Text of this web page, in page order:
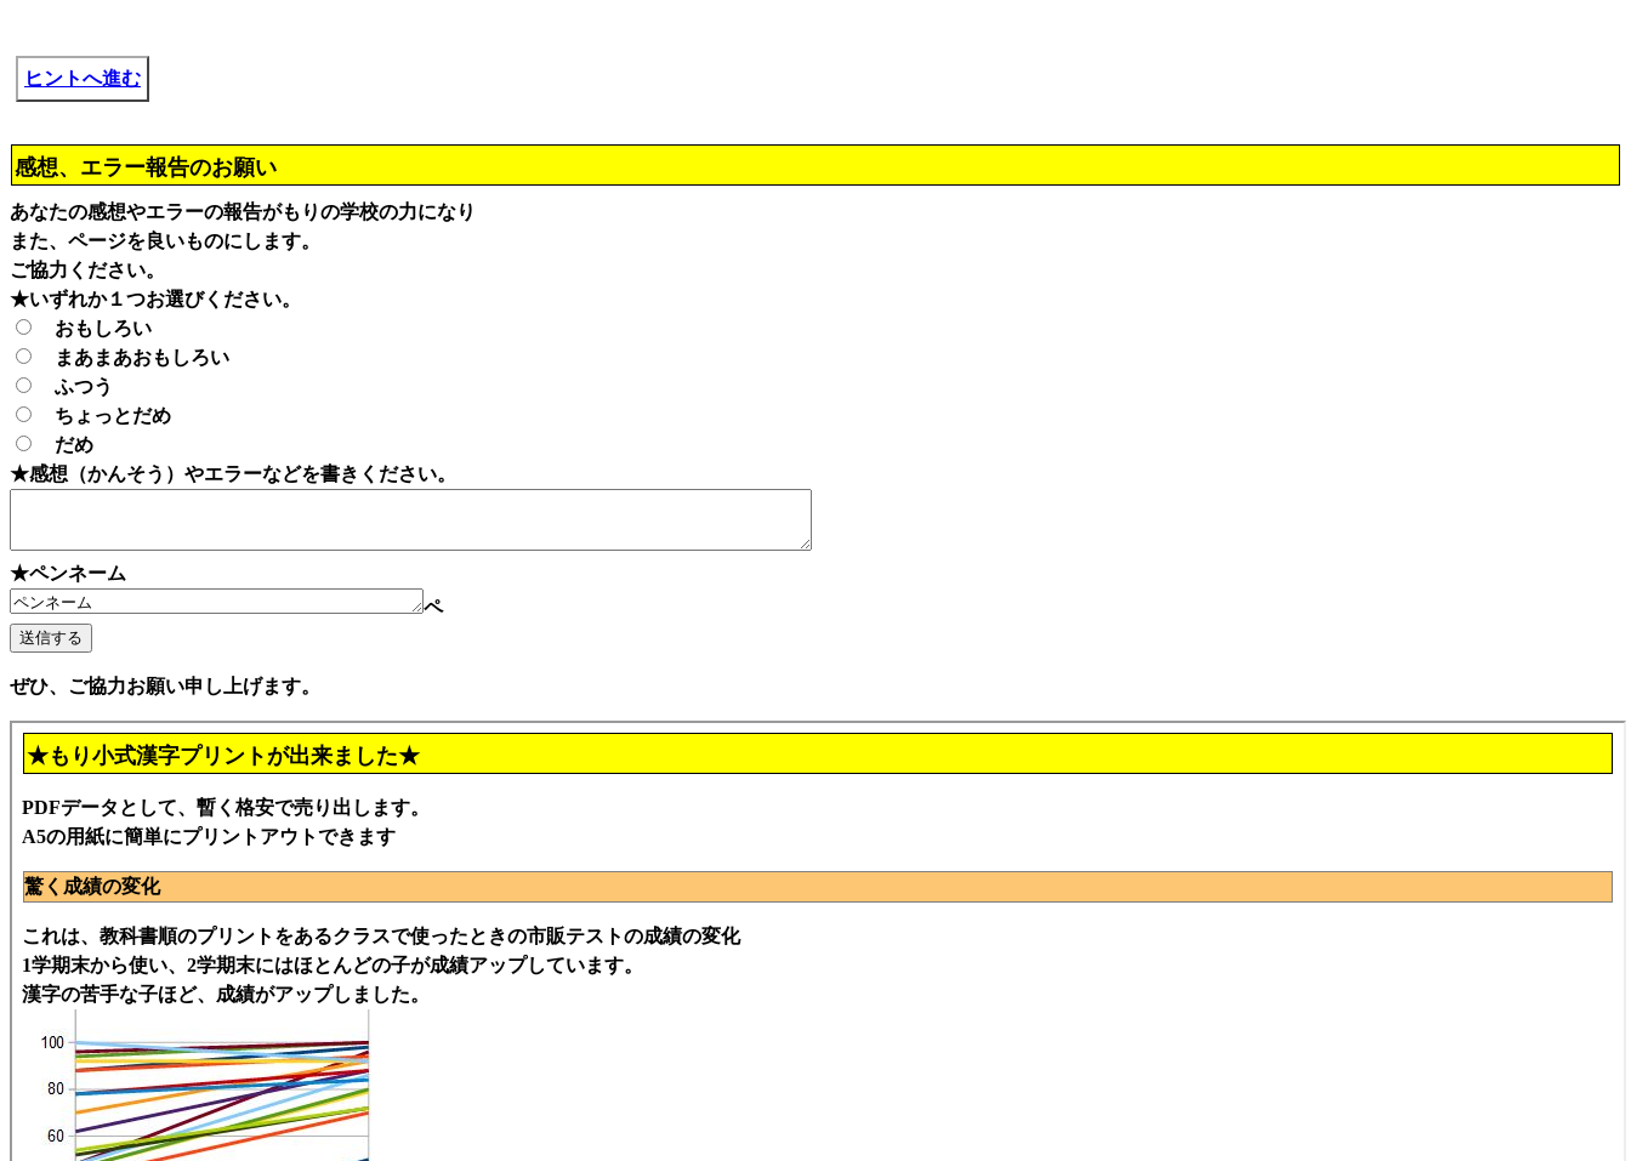
ヒントへ進む
感想、エラー報告のお願い
あなたの感想やエラーの報告がもりの学校の力になり
また、ページを良いものにします。
ご協力ください。
★いずれか１つお選びください。
おもしろい
まあまあおもしろい
ふつう
ちょっとだめ
だめ
★感想（かんそう）やエラーなどを書きください。
★ペンネーム
ペ
ぜひ、ご協力お願い申し上げます。